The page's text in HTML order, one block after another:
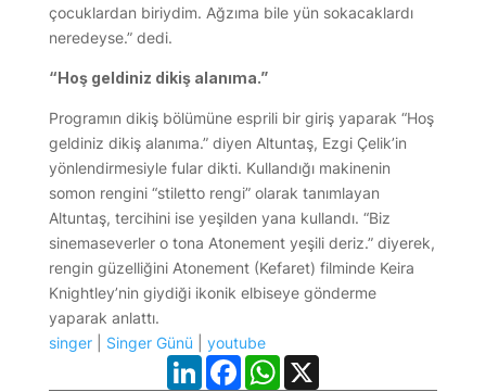
çocuklardan biriydim. Ağzıma bile yün sokacaklardı
neredeyse.” dedi.
“Hoş geldiniz dikiş alanıma.”
Programın dikiş bölümüne esprili bir giriş yaparak “Hoş
geldiniz dikiş alanıma.” diyen Altuntaş, Ezgi Çelik’in
yönlendirmesiyle fular dikti. Kullandığı makinenin
somon rengini “stiletto rengi” olarak tanımlayan
Altuntaş, tercihini ise yeşilden yana kullandı. “Biz
sinemaseverler o tona Atonement yeşili deriz.” diyerek,
rengin güzelliğini Atonement (Kefaret) filminde Keira
Knightley’nin giydiği ikonik elbiseye gönderme
yaparak anlattı.
singer| Singer Günü
youtube
LinkedInFacebookWhatsApp
X